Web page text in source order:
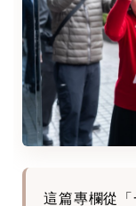
這篇專欄從